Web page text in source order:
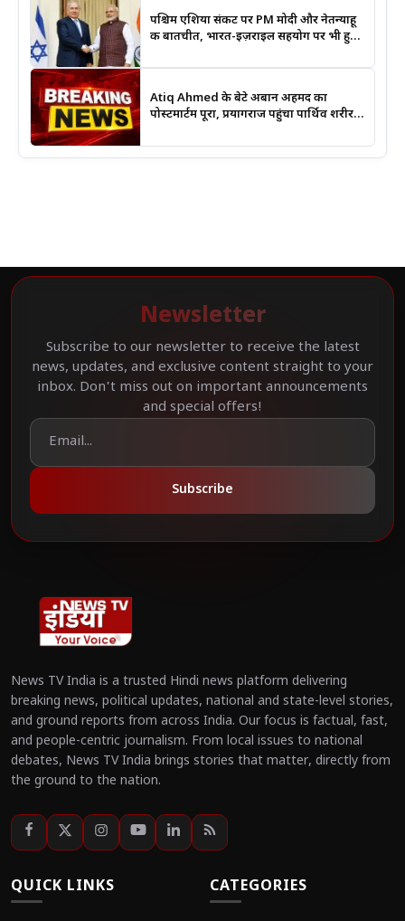
पश्चिम एशिया संकट पर PM मोदी और नेतन्याहू
की बातचीत, भारत-इज़राइल सहयोग पर भी हुई
Atiq Ahmed के बेटे अबान अहमद का
पोस्टमार्टम पूरा, प्रयागराज पहुंचा पार्थिव शरीर;
Newsletter
Subscribe to our newsletter to receive the latest
news, updates, and exclusive content straight to your
inbox. Don't miss out on important announcements
and special offers!
Subscribe
News TV India is a trusted Hindi news platform delivering
breaking news, political updates, national and state-level stories,
and ground reports from across India. Our focus is factual, fast,
and people-centric journalism. From local issues to national
debates, News TV India brings stories that matter, directly from
the ground to the nation.
QUICK LINKS CATEGORIES